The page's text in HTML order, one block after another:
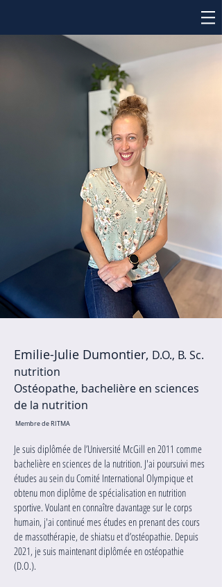
Emilie-Julie Dumontier, D.O., B. Sc.
nutrition
Ostéopathe, bachelière en sciences
de la nutrition
Membre de RITMA
Je suis diplômée de l’Université McGill en 2011 comme
bachelière en sciences de la nutrition. J'ai poursuivi mes
études au sein du Comité International Olympique et
obtenu mon diplôme de spécialisation en nutrition
sportive. Voulant en connaître davantage sur le corps
humain, j'ai continué mes études en prenant des cours
de massothérapie, de shiatsu et d’ostéopathie. Depuis
2021, je suis maintenant diplômée en ostéopathie
(D.O.).